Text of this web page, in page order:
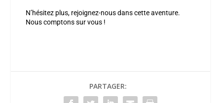
N’hésitez plus, rejoignez-nous dans cette aventure.
Nous comptons sur vous !
PARTAGER: